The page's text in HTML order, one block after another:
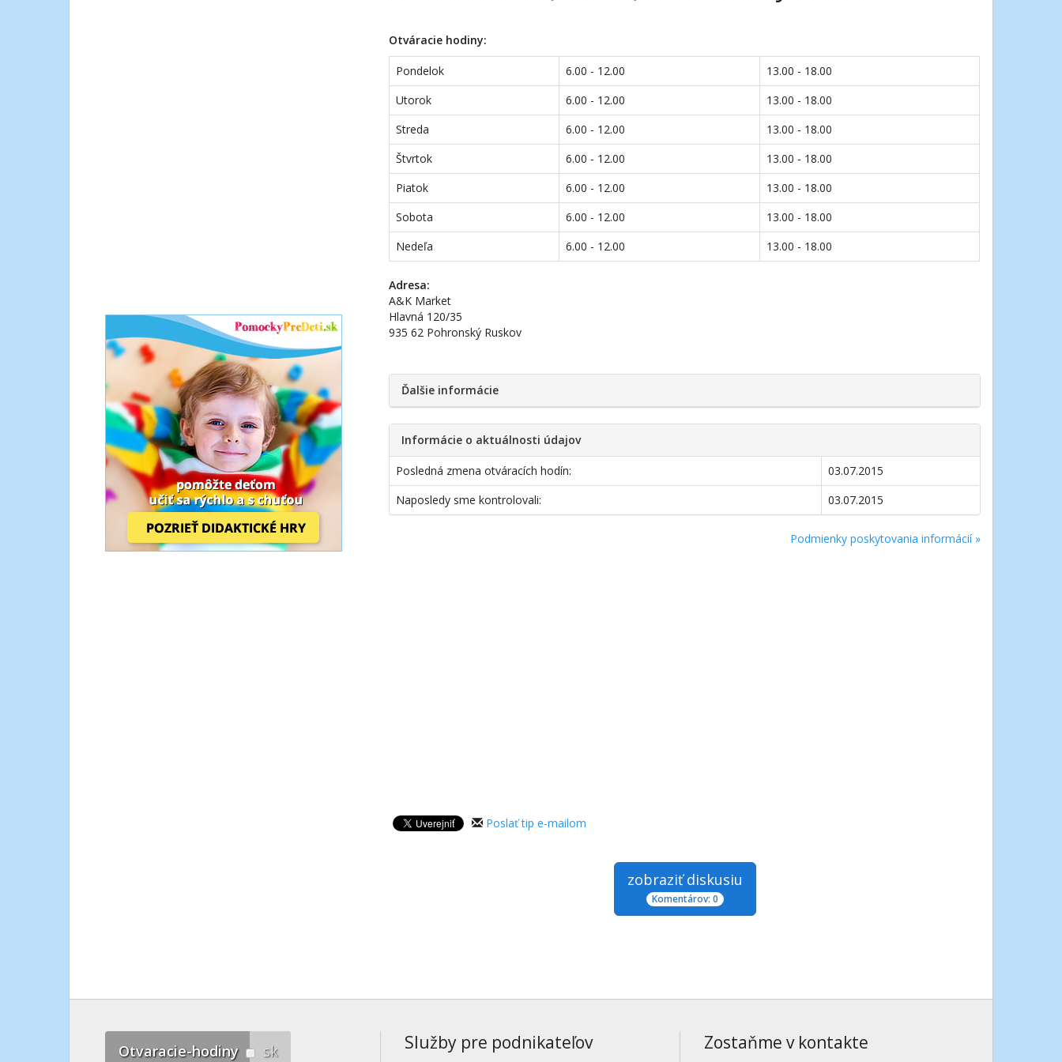
Otváracie hodiny:
Pondelok 6.00 - 12.00
13.00 - 18.00
Utorok
6.00 - 12.00
13.00 - 18.00
Streda
6.00 - 12.00
13.00 - 18.00
Štvrtok
6.00 - 12.00
13.00 - 18.00
Piatok
6.00 - 12.00
13.00 - 18.00
Sobota
6.00 - 12.00
13.00 - 18.00
Nedeľa
6.00 - 12.00 13.00 - 18.00
Adresa:
A&K Market
Hlavná 120/35
935 62 Pohronský Ruskov
Ďalšie informácie
Informácie o aktuálnosti údajov
Posledná zmena otváracích hodín:
03.07.2015
Naposledy sme kontrolovali:
03.07.2015
Podmienky poskytovania informácií »
Poslať tip e-mailom
zobraziť diskusiu
Komentárov: 0
Otvaracie-hodiny sk Služby pre podnikateľov Zostaňme v kontakte